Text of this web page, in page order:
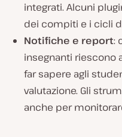
integrati. Alcuni
dei compiti e i cicli
Notifiche e report:
insegnanti riescono
far sapere agli
valutazione. Gli
anche per